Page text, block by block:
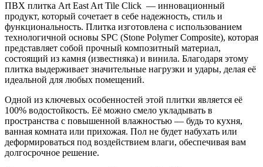
ПВХ плитка Art East Art Tile Click — инновационный
продукт, который сочетает в себе надежность, стиль и
функциональность. Плитка изготовлена с использованием
технологичной основы SPC (Stone Polymer Composite), которая
представляет собой прочный композитный материал,
состоящий из камня (известняка) и винила. Благодаря этому
плитка выдерживает значительные нагрузки и удары, делая её
идеальной для любых помещений.
Одной из ключевых особенностей этой плитки является её
100% водостойкость. Её можно смело укладывать в
пространства с повышенной влажностью — будь то кухня,
ванная комната или прихожая. Пол не будет набухать или
деформироваться под воздействием влаги, обеспечивая вам
долгосрочное решение.